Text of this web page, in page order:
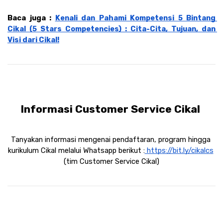
Baca juga : Kenali dan Pahami Kompetensi 5 Bintang
Cikal (5 Stars Competencies) : Cita-Cita, Tujuan, dan
Visi dari Cikal!
Informasi Customer Service Cikal
Tanyakan informasi mengenai pendaftaran, program hingga
kurikulum Cikal melalui Whatsapp berikut : https://bit.ly/cikalcs
(tim Customer Service Cikal)